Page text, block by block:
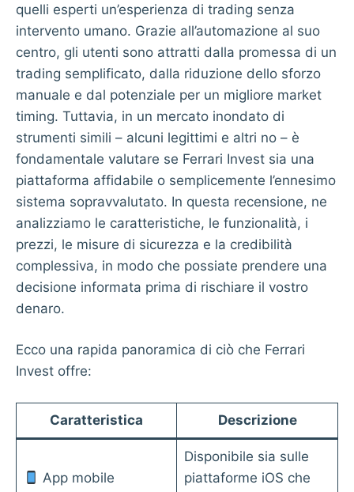
quelli esperti un’esperienza di trading senza
intervento umano. Grazie all’automazione al suo
centro, gli utenti sono attratti dalla promessa di un
trading semplificato, dalla riduzione dello sforzo
manuale e dal potenziale per un migliore market
timing. Tuttavia, in un mercato inondato di
strumenti simili – alcuni legittimi e altri no – è
fondamentale valutare se Ferrari Invest sia una
piattaforma affidabile o semplicemente l’ennesimo
sistema sopravvalutato. In questa recensione, ne
analizziamo le caratteristiche, le funzionalità, i
prezzi, le misure di sicurezza e la credibilità
complessiva, in modo che possiate prendere una
decisione informata prima di rischiare il vostro
denaro.
Ecco una rapida panoramica di ciò che Ferrari
Invest offre:
Caratteristica Descrizione
App mobile
Disponibile sia sulle
piattaforme iOS che